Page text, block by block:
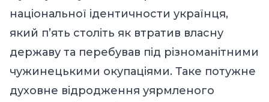
національної ідентичности українця,
який п’ять століть як втратив власну
державу та перебував під різноманітними
чужинецькими окупаціями. Таке потужне
духовне відродження уярмленого